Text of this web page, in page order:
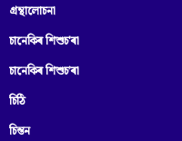
গ্ৰন্থালোচনা
চানেকিৰ শিশুচ'ৰা
চানেকিৰ শিশুচ’ৰা
চিঠি
চিন্তন